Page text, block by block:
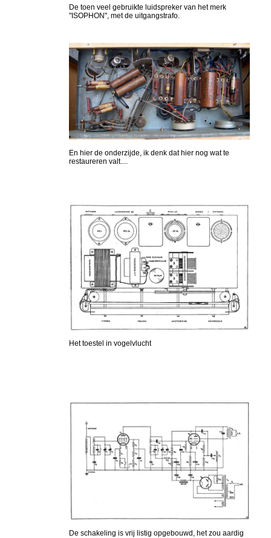
De toen veel gebruikte luidspreker van het merk
"ISOPHON", met de uitgangstrafo.
En hier de onderzijde, ik denk dat hier nog wat te
restaureren valt....
Het toestel in vogelvlucht
De schakeling is vrij listig opgebouwd, het zou aardig